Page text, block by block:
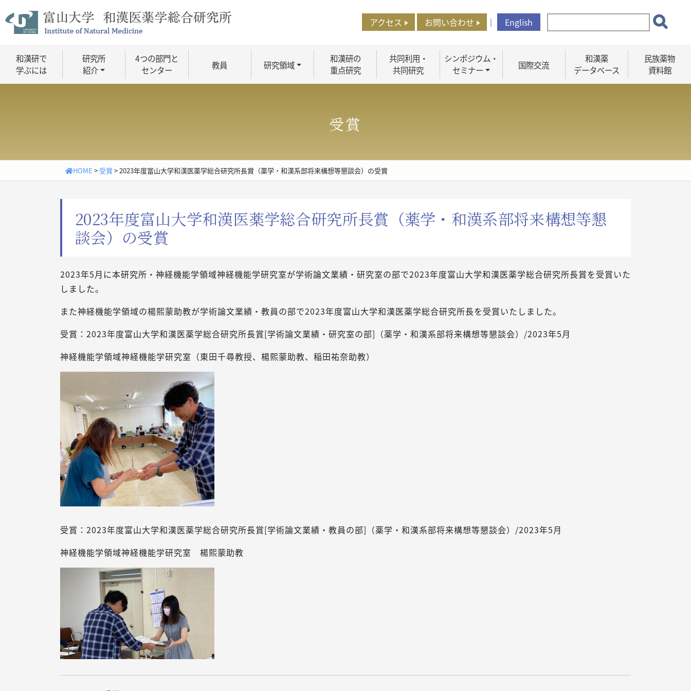
to
content
アクセス お問い合わせ ｜ English
和漢研で
学ぶには
研究所
紹介
4つの部門と
センター
教員 研究領域
和漢研の
重点研究
共同利用・
共同研究
シンポジウム・
セミナー
国際交流
和漢薬
データベース
民族薬物
資料館
受賞
HOME > 受賞 >2023年度富山大学和漢医薬学総合研究所長賞（薬学・和漢系部将来構想等懇談会）の受賞
2023年度富山大学和漢医薬学総合研究所長賞（薬学・和漢系部将来構想等懇
談会）の受賞
2023年5月に本研究所・神経機能学領域神経機能学研究室が学術論文業績・研究室の部で2023年度富山大学和漢医薬学総合研究所長賞を受賞いた
しました。
また神経機能学領域の楊熙蒙助教が学術論文業績・教員の部で2023年度富山大学和漢医薬学総合研究所長を受賞いたしました。
受賞：2023年度富山大学和漢医薬学総合研究所長賞[学術論文業績・研究室の部]（薬学・和漢系部将来構想等懇談会）/2023年5月
神経機能学領域神経機能学研究室（東田千尋教授、楊熙蒙助教、稲田祐奈助教）
受賞：2023年度富山大学和漢医薬学総合研究所長賞[学術論文業績・教員の部]（薬学・和漢系部将来構想等懇談会）/2023年5月
神経機能学領域神経機能学研究室 楊熙蒙助教